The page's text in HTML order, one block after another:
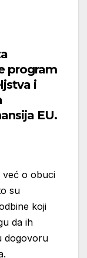
program
i
EU.
već o obuci
su
koji
da ih
dogovoru